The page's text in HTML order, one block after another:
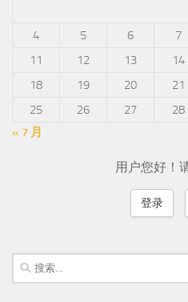
4
5 6 7
11
12 13 14
18
19 20 21
25
26 27 28
« 7 月
用户您好！
登录
搜
索：